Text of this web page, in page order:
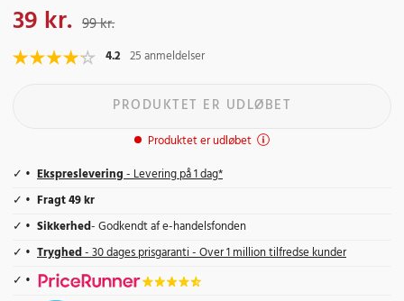
Nuværende pris
39 kr. 99 kr.
4.2 25 anmeldelser
PRODUKTET ER UDLØBET
Produktet er udløbet
Ekspreslevering- Levering på 1 dag*
Fragt 49 kr
Sikkerhed- Godkendt af e-handelsfonden
Tryghed- 30 dages prisgaranti - Over 1 million tilfredse kunder